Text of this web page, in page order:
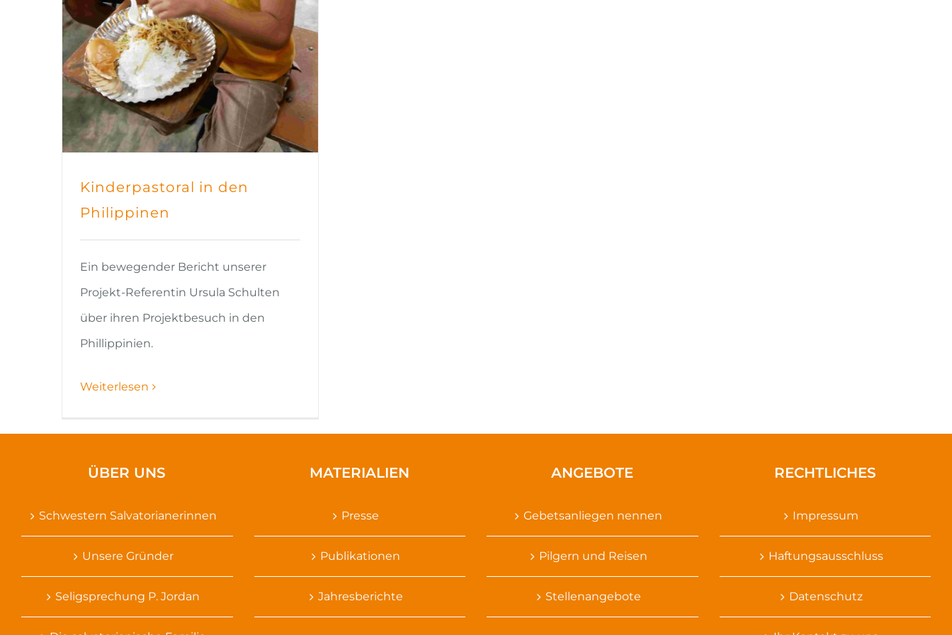
Kinderpastoral in den
Philippinen
Ein bewegender Bericht unserer
Projekt-Referentin Ursula Schulten
über ihren Projektbesuch in den
Phillippinien.
Weiterlesen
ÜBER UNS
Schwestern Salvatorianerinnen
Unsere Gründer
Seligsprechung P. Jordan
MATERIALIEN
Presse
Publikationen
Jahresberichte
ANGEBOTE
Gebetsanliegen nennen
Pilgern und Reisen
Stellenangebote
RECHTLICHES
Impressum
Haftungsausschluss
Datenschutz